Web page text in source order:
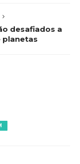
desafiados a
planetas